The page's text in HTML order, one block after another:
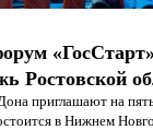
Ростовской
приглашают на
в Нижнем